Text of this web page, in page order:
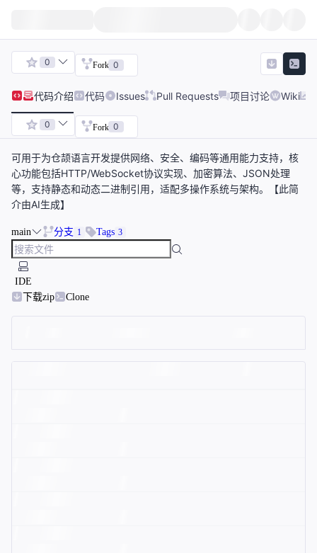
0 Fork 0
代码介绍 代码 Issues Pull Requests 项目讨论 Wiki
0 Fork 0
可用于为仓颉语言开发提供网络、安全、编码等通用能力支持，核
心功能包括HTTP/WebSocket协议实现、加密算法、JSON处理
等，支持静态和动态二进制引用，适配多操作系统与架构。【此简
介由AI生成】
main 分支 1 Tags 3
IDE
下载zip
Clone